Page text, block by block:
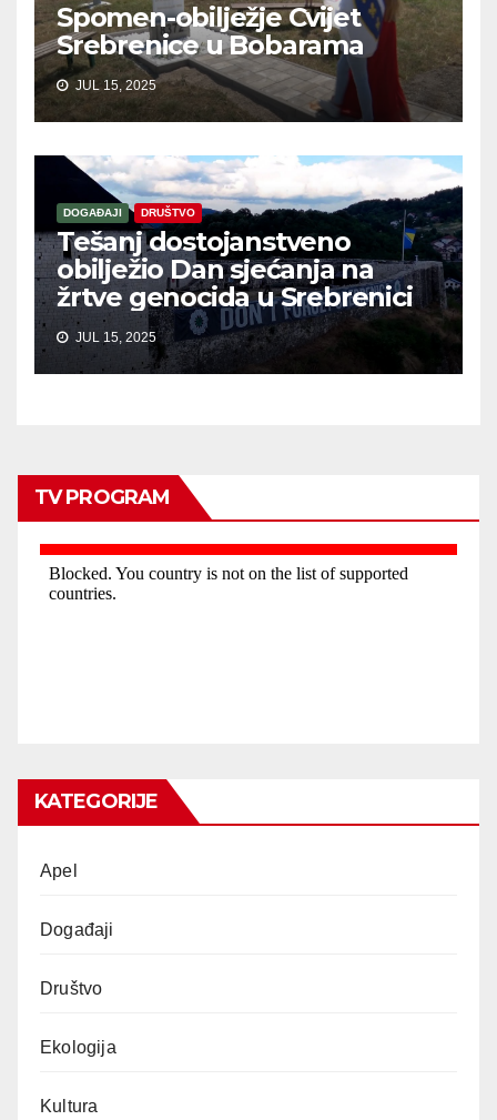
Spomen-obilježje Cvijet
Srebrenice u Bobarama
JUL 15, 2025
DOGAĐAJI DRUŠTVO
Tešanj dostojanstveno
obilježio Dan sjećanja na
žrtve genocida u Srebrenici
JUL 15, 2025
TV PROGRAM
KATEGORIJE
Apel
Događaji
Društvo
Ekologija
Kultura